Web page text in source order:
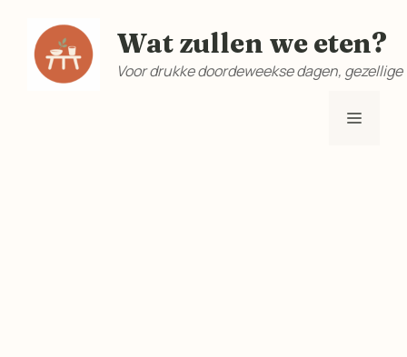
Wat zullen we eten?
Voor drukke doordeweekse dagen,
Menu